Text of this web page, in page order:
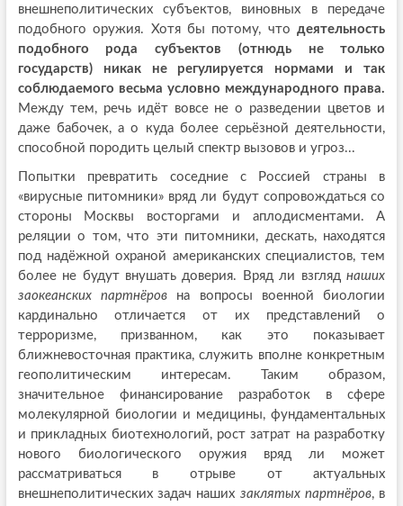
внешнеполитических субъектов, виновных в передаче
подобного оружия. Хотя бы потому, чтодеятельность
подобного рода субъектов (отнюдь не только
государств) никак не регулируется нормами и так
соблюдаемого весьма условно международного права.
Между тем, речь идёт вовсе не о разведении цветов и
даже бабочек, а о куда более серьёзной деятельности,
способной породить целый спектр вызовов и угроз...
Попытки превратить соседние с Россией страны в
«вирусные питомники» вряд ли будут сопровождаться со
стороны Москвы восторгами и аплодисментами. А
реляции о том, что эти питомники, дескать, находятся
под надёжной охраной американских специалистов, тем
более не будут внушать доверия. Вряд ли взгляднаших
заокеанских партнёров на вопросы военной биологии
кардинально отличается от их представлений о
терроризме, призванном, как это показывает
ближневосточная практика, служить вполне конкретным
геополитическим интересам. Таким образом,
значительное финансирование разработок в сфере
молекулярной биологии и медицины, фундаментальных
и прикладных биотехнологий, рост затрат на разработку
нового биологического оружия вряд ли может
рассматриваться в отрыве от актуальных
внешнеполитических задач наших заклятых партнёров, в